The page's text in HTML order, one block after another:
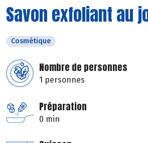
Savon exfoliant au
Cosmétique
Nombre de personnes
1 personnes
Préparation
0 min